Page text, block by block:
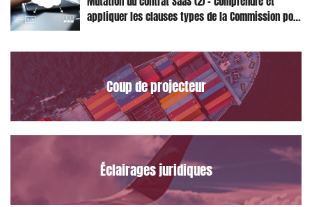
appliquer les clauses types de la Commission pour
Coup de projecteur
Éclairages juridiques